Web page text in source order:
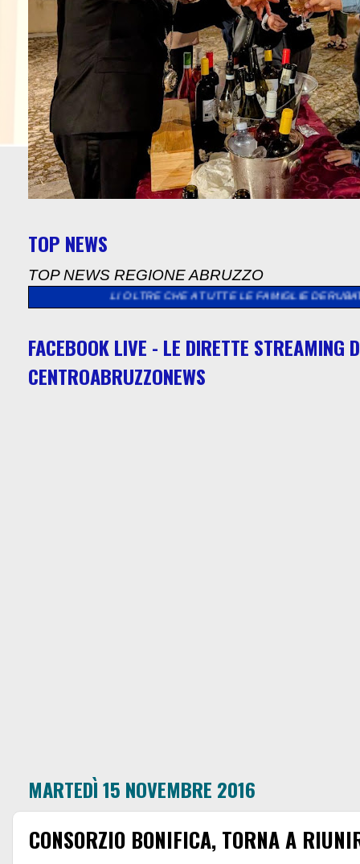
TOP NEWS
TOP NEWS REGIONE ABRUZZO
OLTRE CHE A TUTTE LE FAMIGLIE DERUBATE E LANCIA
FACEBOOK LIVE - LE DIRETTE STREAMING
CENTROABRUZZONEWS
MARTEDÌ 15 NOVEMBRE 2016
CONSORZIO BONIFICA, TORNA A